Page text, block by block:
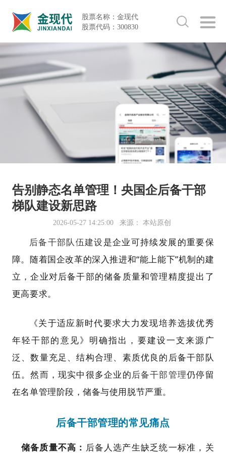
股票名称：金现代
股票代码：300830
告别静态名单管理！央国企后备干部
梯队建设新思路
2026-05-27 14:25:00 来源： 本站原创
后备干部队伍建设是企业可持续发展的重要保
障。随着国企改革的深入推进和“能上能下”机制的建
立，企业对后备干部的储备质量和管理精度提出了
更高要求。
《关于适应新时代要求大力发现培养选拔优秀
年轻干部的意见》明确指出，要建设一支来源广
泛、数量充足、结构合理、素质优良的后备干部队
伍。然而，现实中很多企业的后备干部管理仍停留
在名单管理阶段，储备与使用脱节严重。
后备干部管理的常见痛点
储备质量不高： 后备人选产生缺乏统一标准，关